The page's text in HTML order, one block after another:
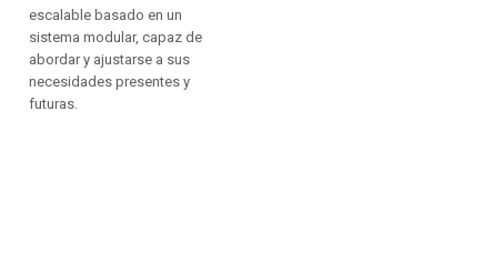
escalable basado en un
sistema modular, capaz de
abordar y ajustarse a sus
necesidades presentes y
futuras.